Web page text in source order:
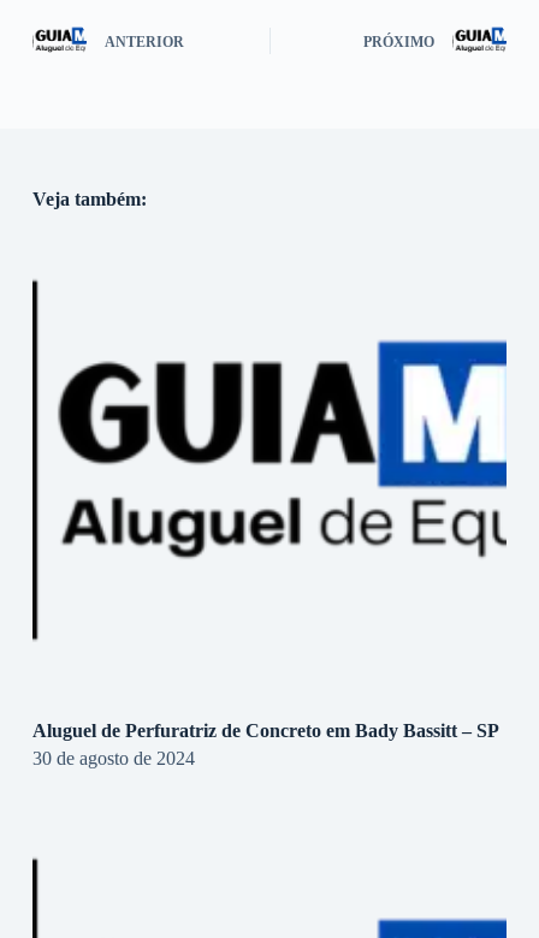
ANTERIOR PRÓXIMO
Veja também:
Aluguel de Perfuratriz de Concreto em Bady Bassitt – SP
30 de agosto de 2024